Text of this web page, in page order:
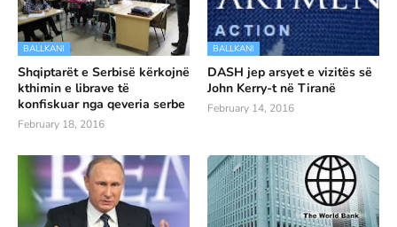
BALLKANI
Shqiptarët e Serbisë kërkojnë
kthimin e librave të
konfiskuar nga qeveria serbe
February 18, 2016
BALLKANI
DASH jep arsyet e vizitës së
John Kerry-t në Tiranë
February 14, 2016